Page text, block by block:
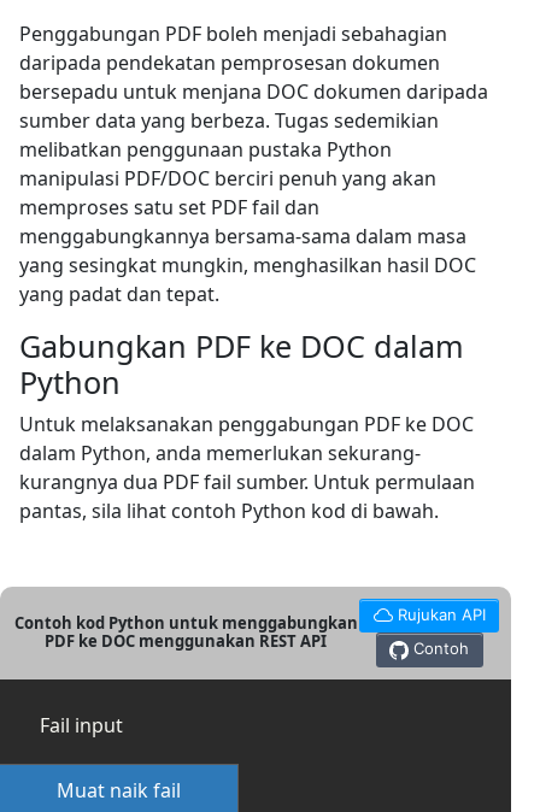
Penggabungan PDF boleh menjadi sebahagian
daripada pendekatan pemprosesan dokumen
bersepadu untuk menjana DOC dokumen daripada
sumber data yang berbeza. Tugas sedemikian
melibatkan penggunaan pustaka Python
manipulasi PDF/DOC berciri penuh yang akan
memproses satu set PDF fail dan
menggabungkannya bersama-sama dalam masa
yang sesingkat mungkin, menghasilkan hasil DOC
yang padat dan tepat.
Gabungkan PDF ke DOC dalam
Python
Untuk melaksanakan penggabungan PDF ke DOC
dalam Python, anda memerlukan sekurang-
kurangnya dua PDF fail sumber. Untuk permulaan
pantas, sila lihat contoh Python kod di bawah.
Contoh kod Python untuk menggabungkan
PDF ke DOC menggunakan REST API
Rujukan API
Contoh
Fail input
Muat naik fail